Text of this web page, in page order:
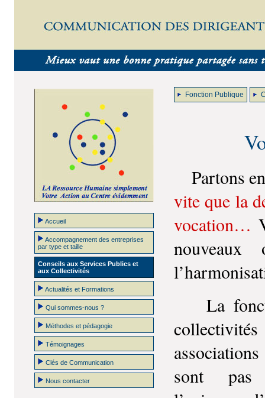
Fonction Publique
Partons
vite que la
vocation…
La
sont pas
Accueil
Accompagnement des entreprises
par type et taille
Conseils aux Services Publics et
aux Collectivités
Actualités et Formations
Qui sommes-nous ?
Méthodes et pédagogie
Témoignages
Clés de Communication
Nous contacter